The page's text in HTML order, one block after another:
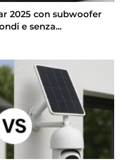
2025 con subwoofer
e senza...